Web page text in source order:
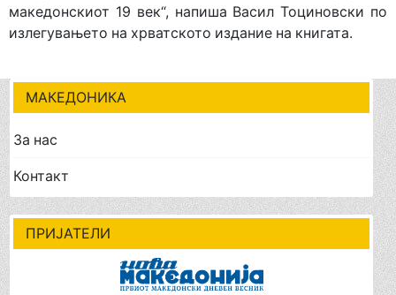
македонскиот 19 век“, напиша Васил Тоциновски по
излегувањето на хрватското издание на книгата.
МАКЕДОНИКА
За нас
Контакт
ПРИЈАТЕЛИ